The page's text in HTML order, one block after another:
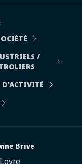
/
D'ACTIVITÉ
Brive